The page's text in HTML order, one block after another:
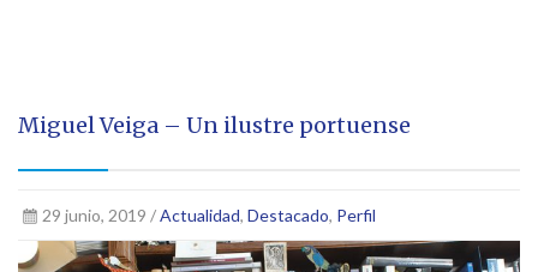
Miguel Veiga – Un ilustre portuense
29 junio, 2019 /Actualidad, Destacado, Perfil